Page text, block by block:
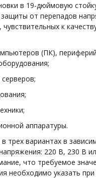
в 19-дюймовую
от перепадов
к
(ПК),
аппаратуры.
трех вариантах в
220 В, 230 В
что требуемое
необходимо указать при